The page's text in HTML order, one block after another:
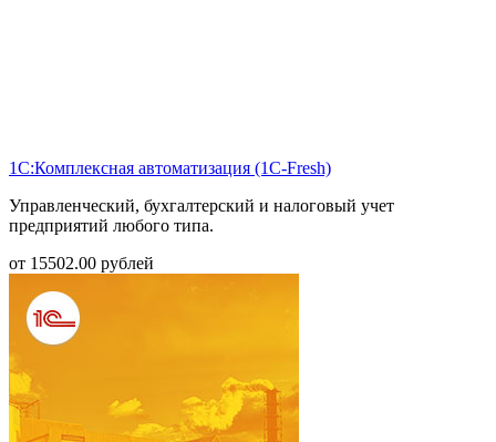
1С:Комплексная автоматизация (1С-Fresh)
Управленческий, бухгалтерский и налоговый учет
предприятий любого типа.
от 15502.00 рублей